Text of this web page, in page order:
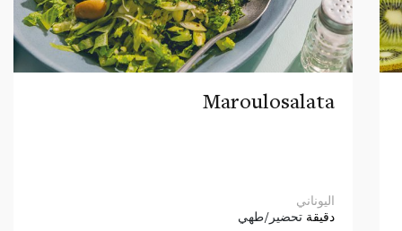
Maroulosalata
اليوناني
دقيقة تحضير/طهي